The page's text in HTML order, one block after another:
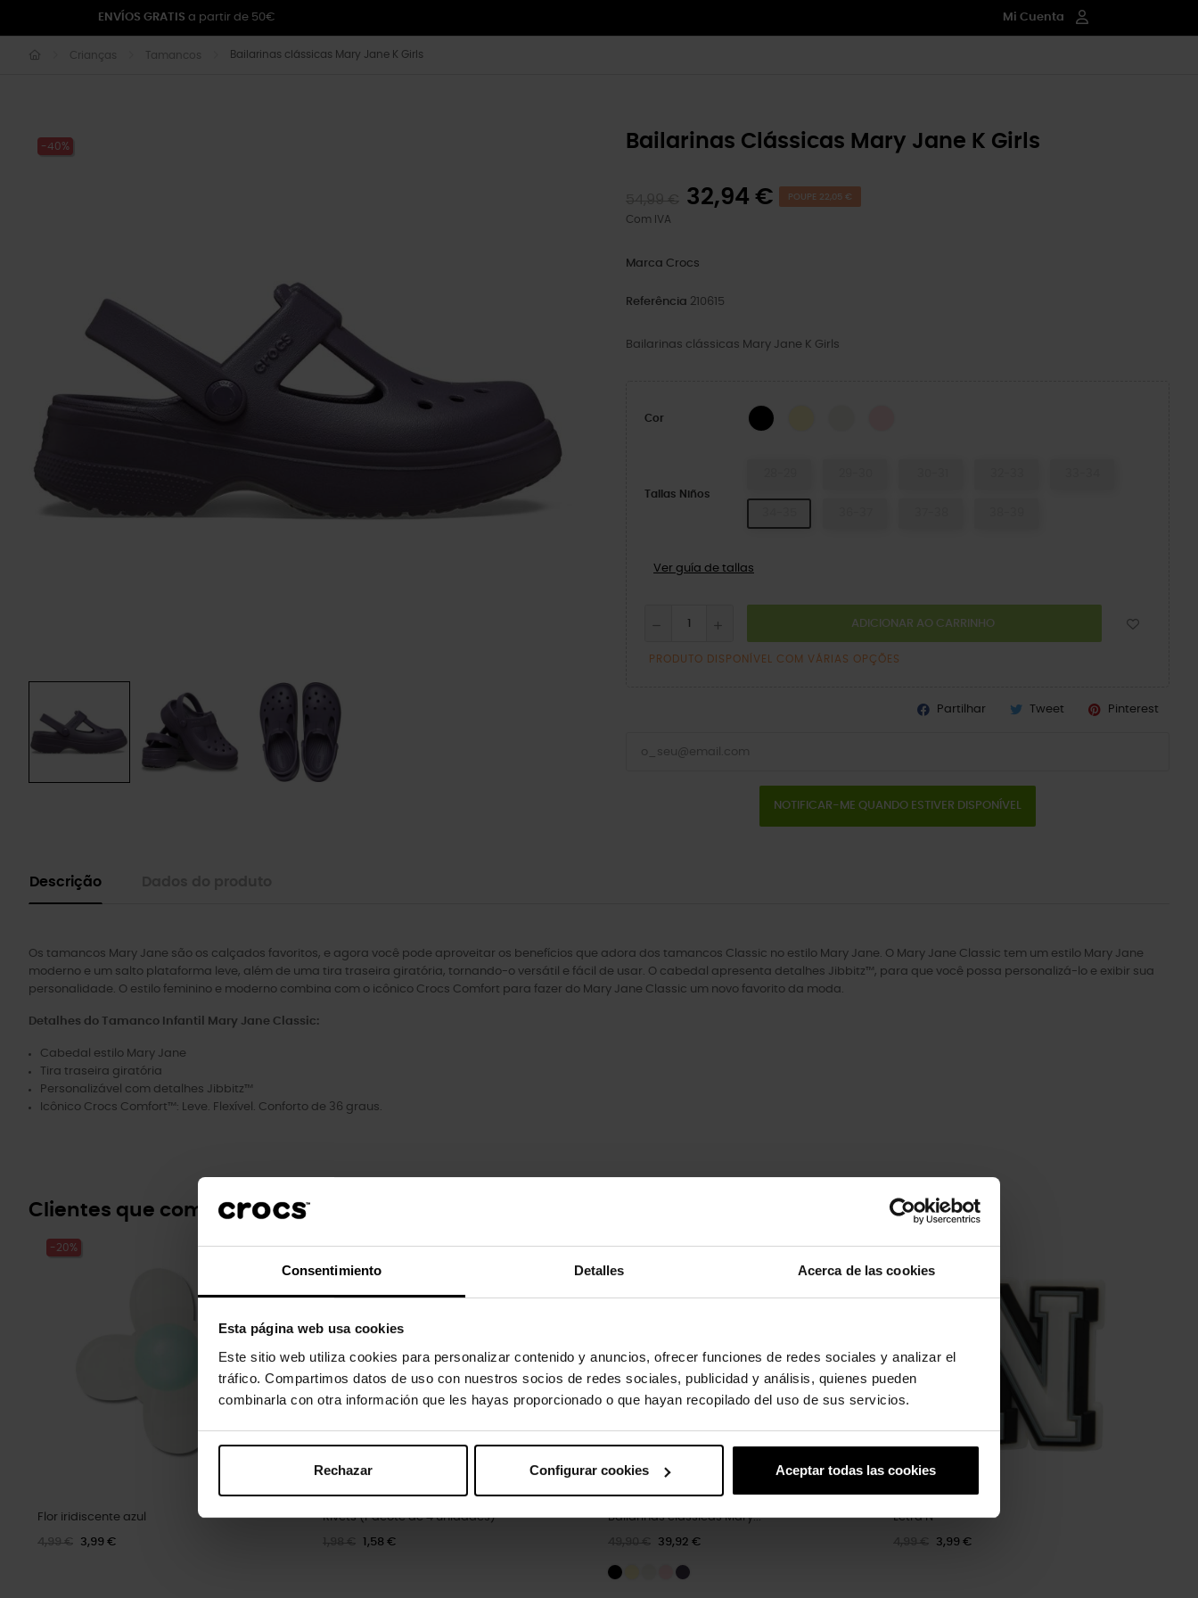
Consentimiento Detalles Acerca de las cookies
Esta página web usa cookies
Este sitio web utiliza cookies para personalizar contenido y anuncios, ofrecer funciones de redes sociales y analizar el
tráfico. Compartimos datos de uso con nuestros socios de redes sociales, publicidad y análisis, quienes pueden
combinarla con otra información que les hayas proporcionado o que hayan recopilado del uso de sus servicios.
Rechazar Configurar cookies Aceptar todas las cookies
ENVÍOS GRATIS a partir de 50€ Mi Cuenta
Crianças Tamancos Bailarinas clássicas Mary Jane K Girls
-40% Bailarinas Clássicas Mary Jane K Girls
32,94 € POUPE 22,05 €
Com IVA
Marca Crocs
Referência 210615
Bailarinas clássicas Mary Jane K Girls
Cor BLACK
Tallas Niños
Ver guía de tallas
ADICIONAR AO CARRINHO
PRODUTO DISPONÍVEL COM VÁRIAS OPÇÕES
Partilhar Tweet Pinterest
NOTIFICAR-ME QUANDO ESTIVER DISPONÍVEL
Descrição
Os tamancos Mary Jane são os calçados favoritos, e agora você pode aproveitar os benefícios que adora dos tamancos Classic no estilo Mary Jane. O Mary Jane Classic tem um estilo Mary Jane
moderno e um salto plataforma leve, além de uma tira traseira giratória, tornando-o versátil e fácil de usar. O cabedal apresenta detalhes Jibbitz™, para que você possa personalizá-lo e exibir sua
personalidade. O estilo feminino e moderno combina com o icônico Crocs Comfort para fazer do Mary Jane Classic um novo favorito da moda.
Detalhes do Tamanco Infantil Mary Jane Classic:
Cabedal estilo Mary Jane
Tira traseira giratória
Personalizável com detalhes Jibbitz™
Icônico Crocs Comfort™: Leve. Flexível. Conforto de 36 graus.
Clientes que compraram este produto também compraram:
-20%
Flor iridiscente azul
4,99 € 3,99 €
-20%
Rivets (Pacote de 4 unidades)
1,58 €
-20%
Bailarinas clássicas Mary...
39,92 €
-20%
Letra N
3,99 €